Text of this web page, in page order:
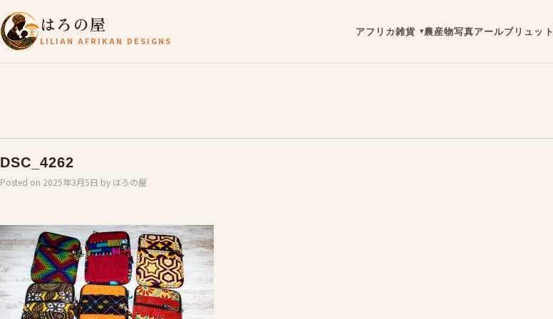
はろの屋
LILIAN AFRIKAN DESIGNS
アフリカ雑貨 農産物写真アールブリュット
DSC_4262
Posted on 2025年3月5日 by はろの屋